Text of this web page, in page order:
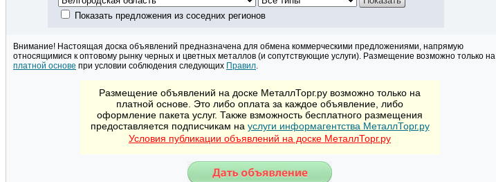
Показать предложения из соседних регионов
Внимание! Настоящая доска объявлений предназначена для обмена коммерческими предложениями, напрямую
относящимися к оптовому рынку черных и цветных металлов (и сопутствующие услуги). Размещение возможно только на
платной основе при условии соблюдения следующих Правил.
Размещение объявлений на доске МеталлТорг.ру возможно только на
платной основе. Это либо оплата за каждое объявление, либо
оформление пакета услуг. Также взможность бесплатного размещения
предоставляется подписчикам на услуги информагентства МеталлТорг.ру
Условия публикации объявлений на доске МеталлТорг.ру